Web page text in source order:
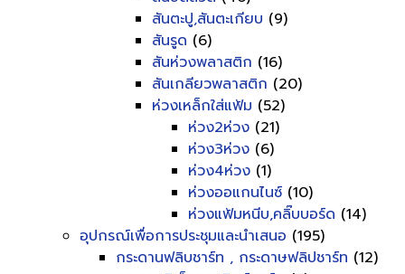
สันตะปู,สันตะเกียบ (9)
สันรูด (6)
สันห่วงพลาสติก (16)
สันเกลียวพลาสติก (20)
ห่วงเหล็กใส่แฟ้ม (52)
ห่วง2ห่วง (21)
ห่วง3ห่วง (6)
ห่วง4ห่วง (1)
ห่วงออแกนไนซ์ (10)
ห่วงแฟ้มหนีบ,คลิ๊บบอร์ด (14)
อุปกรณ์เพื่อการประชุมและนำเสนอ (195)
กระดานฟลิบชาร์ท , กระดาษฟลิปชาร์ท (12)